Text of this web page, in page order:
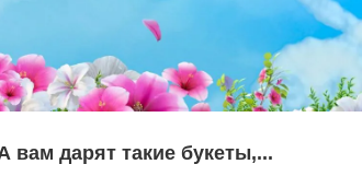
вам дарят такие букеты,...